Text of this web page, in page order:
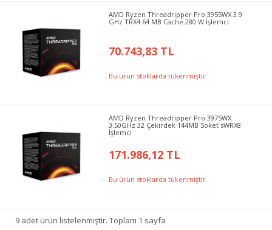
AMD Ryzen Threadripper Pro 3955WX 3.9
GHz TRX4 64 MB Cache 280 W İşlemci
70.743,83 TL
Bu ürün stoklarda tükenmiştir.
AMD Ryzen Threadripper Pro 3975WX
3.50GHz 32 Çekirdek 144MB Soket sWRX8
İşlemci
171.986,12 TL
Bu ürün stoklarda tükenmiştir.
9 adet ürün listelenmiştir. Toplam 1 sayfa